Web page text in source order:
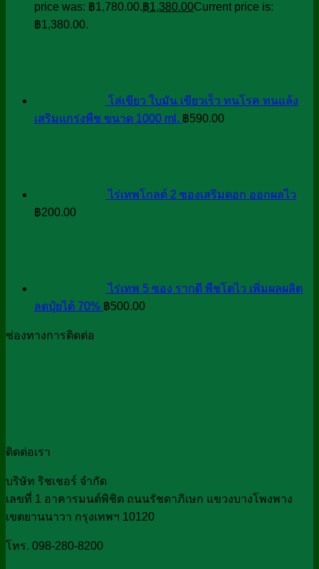
price was: ฿1,780.00.฿1,380.00Current price is:
฿1,380.00.
โล่เขียว ใบมัน เขียวเร็ว ทนโรค ทนแล้ง
เสริมแกร่งพืช ขนาด 1000 ml. ฿590.00
ไร่เทพโกลด์ 2 ซองเสริมดอก ออกผลไว
฿200.00
ไร่เทพ 5 ซอง รากดี พืชโตไว เพิ่มผลผลิต
ลดปุ๋ยได้ 70% ฿500.00
ช่องทางการติดต่อ
ติดต่อเรา
บริษัท ริชเชอร์ จำกัด
เลขที่ 1 อาคารมนต์พิชิต ถนนรัชดาภิเษก แขวงบางโพงพาง
เขตยานนาวา กรุงเทพฯ 10120
โทร. 098-280-8200